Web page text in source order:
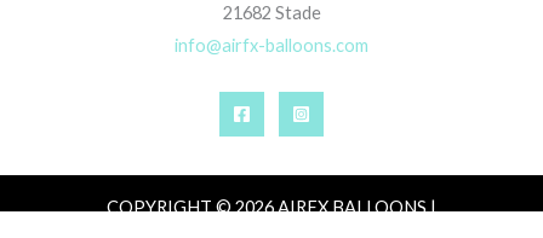
21682 Stade
info@airfx-balloons.com
COPYRIGHT © 2026 AIRFX BALLOONS |